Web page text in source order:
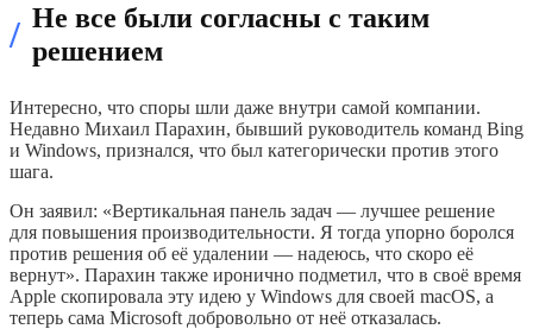
/ Не все были согласны с таким
решением
Интересно, что споры шли даже внутри самой компании.
Недавно Михаил Парахин, бывший руководитель команд Bing
и Windows, признался, что был категорически против этого
шага.
Он заявил: «Вертикальная панель задач — лучшее решение
для повышения производительности. Я тогда упорно боролся
против решения об её удалении — надеюсь, что скоро её
вернут». Парахин также иронично подметил, что в своё время
Apple скопировала эту идею у Windows для своей macOS, а
теперь сама Microsoft добровольно от неё отказалась.